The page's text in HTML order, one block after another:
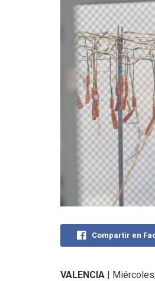
Compartir en
VALENCIA |